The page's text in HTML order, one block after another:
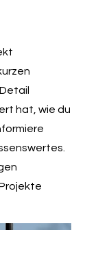
hat, wie du